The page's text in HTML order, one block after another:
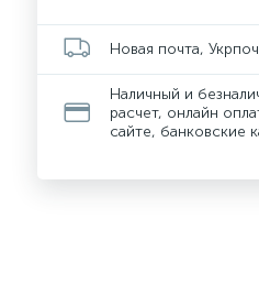
Новая почта,
Наличный и
расчет, онлайн
сайте, банковские